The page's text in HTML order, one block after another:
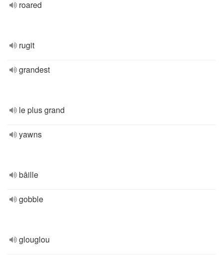
roared
rugit
grandest
le plus grand
yawns
bâille
gobble
glouglou